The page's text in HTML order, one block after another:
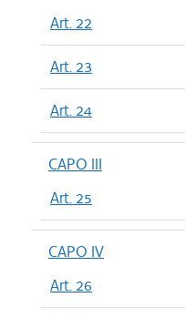
Art. 22
Art. 23
Art. 24
CAPO III
Art. 25
CAPO IV
Art. 26